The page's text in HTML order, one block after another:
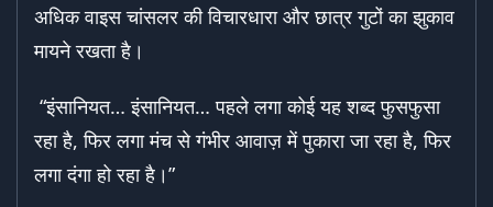
अधिक वाइस चांसलर की विचारधारा और छात्र गुटों का झुकाव
मायने रखता है।
“इंसानियत… इंसानियत… पहले लगा कोई यह शब्द फुसफुसा
रहा है, फिर लगा मंच से गंभीर आवाज़ में पुकारा जा रहा है, फिर
लगा दंगा हो रहा है।”